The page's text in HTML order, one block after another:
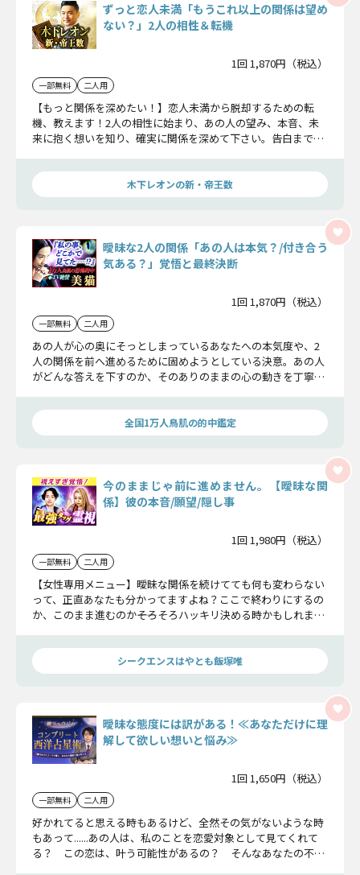
ずっと恋人未満「もうこれ以上の関係は望め
ない？」2人の相性＆転機
1回 1,870円（税込）
一部無料 二人用
【もっと関係を深めたい！】恋人未満から脱却するための転
機、教えます！2人の相性に始まり、あの人の望み、本音、未
来に抱く想いを知り、確実に関係を深めて下さい。告白までの
木下レオンの新・帝王数
曖昧な2人の関係「あの人は本気？/付き合う
気ある？」覚悟と最終決断
1回 1,870円（税込）
一部無料 二人用
あの人が心の奥にそっとしまっているあなたへの本気度や、2
人の関係を前へ進めるために固めようとしている決意。あの人
がどんな答えを下すのか、そのありのままの心の動きを丁寧に
全国1万人鳥肌の的中鑑定
今のままじゃ前に進めません。【曖昧な関
係】彼の本音/願望/隠し事
1回 1,980円（税込）
一部無料 二人用
【女性専用メニュー】曖昧な関係を続けてても何も変わらない
って、正直あなたも分かってますよね？ここで終わりにするの
か、このまま進むのか――そろそろハッキリ決める時かもしれませ
とめてお伝えしますね。
シークエンスはやとも飯塚唯
曖昧な態度には訳がある！≪あなただけに理
解して欲しい想いと悩み≫
1回 1,650円（税込）
一部無料 二人用
好かれてると思える時もあるけど、全然その気がないような時
もあって......あの人は、私のことを恋愛対象として見てくれて
る？ この恋は、叶う可能性があるの？ そんなあなたの不安